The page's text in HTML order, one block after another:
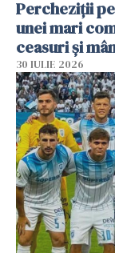
Percheziții
unei mari
ceasuri și
30 IULIE 2026